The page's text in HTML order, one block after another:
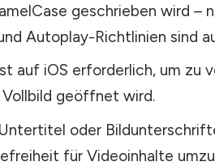
geschrieben wird –
Autoplay-Richtlinien sind
auf iOS erforderlich, um zu
geöffnet wird.
oder
für Videoinhalte